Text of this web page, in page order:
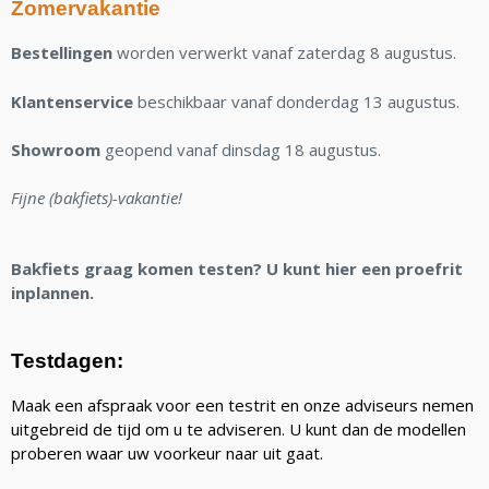
Zomervakantie
Bestellingen worden verwerkt vanaf zaterdag 8 augustus.
Klantenservice beschikbaar vanaf donderdag 13 augustus.
Showroom geopend vanaf dinsdag 18 augustus.
Fijne (bakfiets)-vakantie!
Bakfiets graag komen testen? U kunt hier een proefrit
inplannen.
Testdagen:
Maak een afspraak voor een testrit en onze adviseurs nemen
uitgebreid de tijd om u te adviseren. U kunt dan de modellen
proberen waar uw voorkeur naar uit gaat.